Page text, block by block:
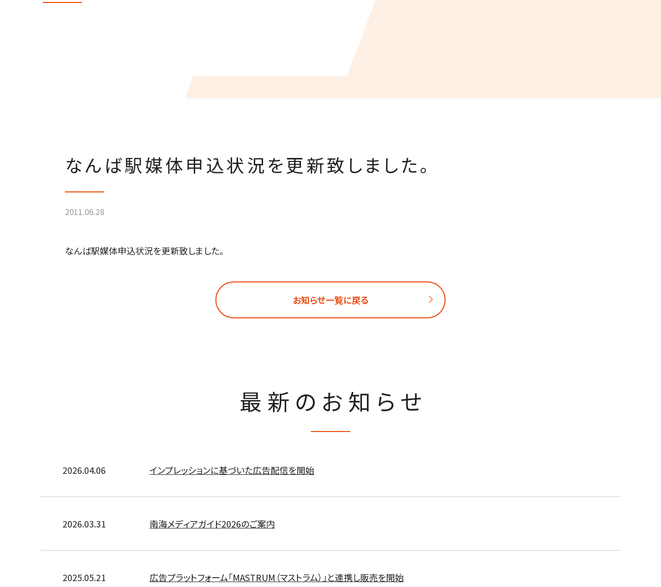
なんば駅媒体申込状況を更新致しました。
2011.06.28
なんば駅媒体申込状況を更新致しました。
お知らせ一覧に戻る
最新のお知らせ
2026.04.06 インプレッションに基づいた広告配信を開始
2026.03.31 南海メディアガイド2026のご案内
2025.05.21 広告プラットフォーム「MASTRUM（マストラム）」と連携し販売を開始